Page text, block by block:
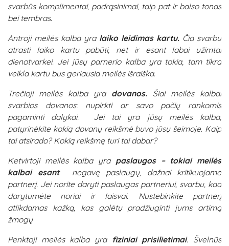
svarbūs komplimentai, padrąsinimai, taip pat ir balso tonas
bei tembras.
Antroji meilės kalba yra laiko leidimas kartu. Čia svarbu
atrasti laiko kartu pabūti, net ir esant labai užimtai
dienotvarkei. Jei jūsų parnerio kalba yra tokia, tam tikra
veikla kartu bus geriausia meilės išraiška.
Trečioji meilės kalba yra dovanos. Šiai meilės kalbai
svarbios dovanos: nupirkti ar savo pačių rankomis
pagaminti dalykai. Jei tai yra jūsų meilės kalba,
patyrinėkite kokią dovanų reikšmė buvo jūsų šeimoje. Kaip
tai atsirado? Kokią reikšmę turi tai dabar?
Ketvirtoji meilės kalba yra paslaugos – tokiai meilės
kalbai esant
negavę paslaugų, dažnai kritikuojame
partnerį. Jei norite daryti paslaugas partneriui, svarbu, kad
darytumėte noriai ir laisvai. Nustebinkite partnerį
atlikdamas kažką, kas galėtų pradžiuginti jums artimą
žmogų
Penktoji meilės kalba yra fiziniai prisilietimai. Švelnūs